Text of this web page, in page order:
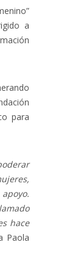
a
para
hace
Paola